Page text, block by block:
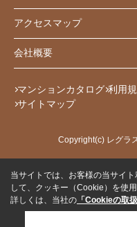
アクセスマップ
会社概要
マンションカタログ 利用
サイトマップ
Copyright(c) レグラ
当サイトでは、お客様の当サイ
して、クッキー（Cookie）を使用
詳しくは、当社の 「Cookieの取